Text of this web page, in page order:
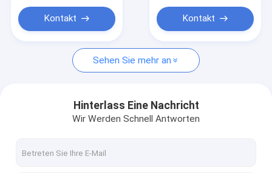
Pappgeschenkboxen mit Deckeln
fördernde Papiertüten
Kunstpapiertüten
Non-Woven Taschen Carry
Kontakt Kontakt
Sehen Sie mehr an
Hinterlass Eine Nachricht
Wir Werden Schnell Antworten